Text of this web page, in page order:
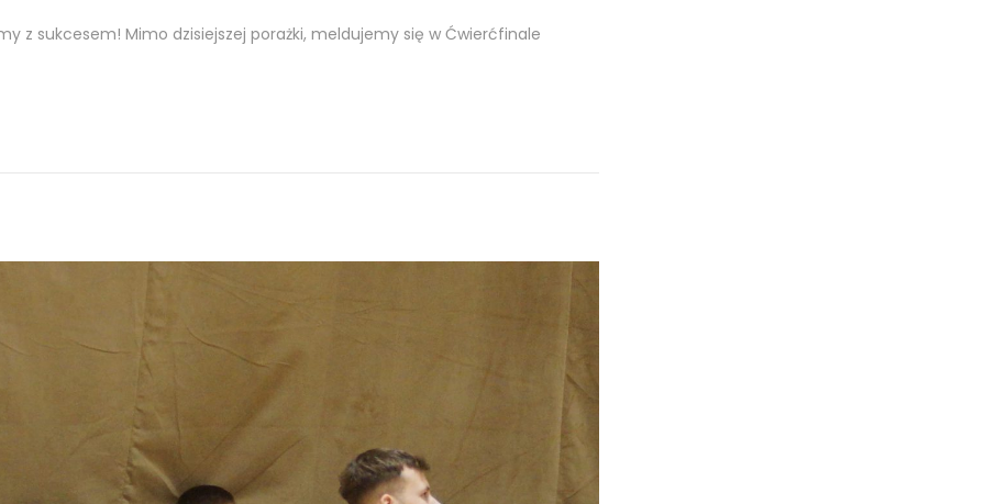
z sukcesem! Mimo dzisiejszej porażki, meldujemy się w Ćwierćfinale